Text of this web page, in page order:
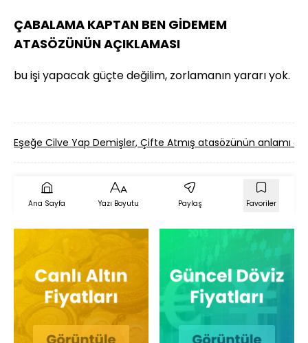
ÇABALAMA KAPTAN BEN GİDEMEM
ATASÖZÜNÜN AÇIKLAMASI
bu işi yapacak güçte değilim, zorlamanın yararı yok.
Eşeğe Cilve Yap Demişler, Çifte Atmış atasözünün anlamı
Ana Sayfa Yazı Boyutu Paylaş Favoriler